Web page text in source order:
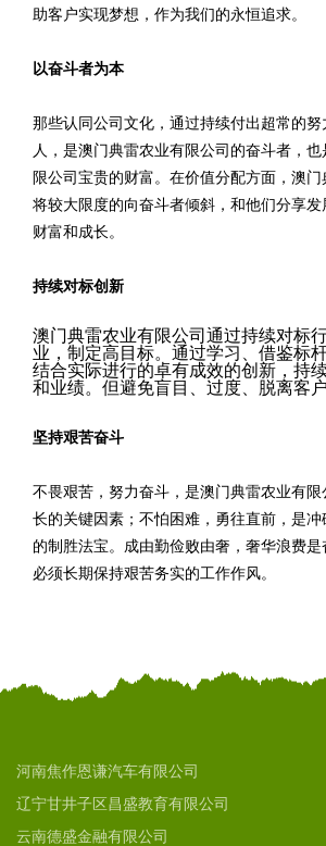
助客户实现梦想，作为我们的永恒追求。
以奋斗者为本
那些认同公司文化，通过持续付出超常的努
人，是澳门典雷农业有限公司的奋斗者，
限公司宝贵的财富。在价值分配方面，澳门
将较大限度的向奋斗者倾斜，和他们分享发
财富和成长。
持续对标创新
澳门典雷农业有限公司通过持续对标
业，制定高目标。通过学习、借鉴标
结合实际进行的卓有成效的创新，持
和业绩。但避免盲目、过度、脱离客户
坚持艰苦奋斗
不畏艰苦，努力奋斗，是澳门典雷农业有
长的关键因素；不怕困难，勇往直前，是
的制胜法宝。成由勤俭败由奢，奢华浪费是
必须长期保持艰苦务实的工作作风。
河南焦作恩谦汽车有限公司
辽宁甘井子区昌盛教育有限公司
云南德盛金融有限公司